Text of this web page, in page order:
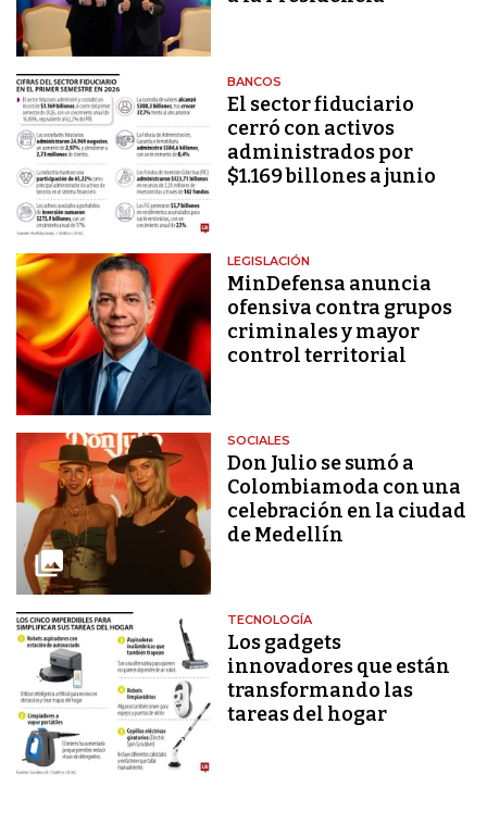
BANCOS
El sector fiduciario
cerró con activos
administrados por
$1.169 billones a junio
LEGISLACIÓN
MinDefensa anuncia
ofensiva contra grupos
criminales y mayor
control territorial
SOCIALES
Don Julio se sumó a
Colombiamoda con una
celebración en la ciudad
de Medellín
TECNOLOGÍA
Los gadgets
innovadores que están
transformando las
tareas del hogar